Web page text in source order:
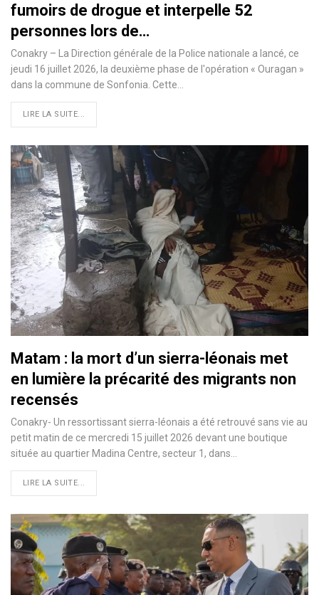
fumoirs de drogue et interpelle 52
personnes lors de…
Conakry – La Direction générale de la Police nationale a lancé, ce
jeudi 16 juillet 2026, la deuxième phase de l'opération « Ouragan »
dans la commune de Sonfonia. Cette…
LIRE LA SUITE...
Matam : la mort d’un sierra-léonais met
en lumière la précarité des migrants non
recensés
Conakry- Un ressortissant sierra-léonais a été retrouvé sans vie au
petit matin de ce mercredi 15 juillet 2026 devant une boutique
située au quartier Madina Centre, secteur 1, dans…
LIRE LA SUITE...